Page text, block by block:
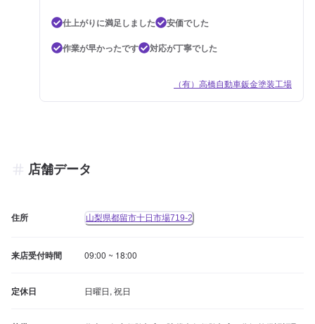
仕上がりに満足しました
安価でした
作業が早かったです
対応が丁寧でした
（有）高橋自動車鈑金塗装工場
店舗データ
住所 山梨県都留市十日市場719-2
来店受付時間 09:00 ~ 18:00
定休日 日曜日, 祝日